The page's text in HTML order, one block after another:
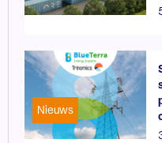
Nieuws